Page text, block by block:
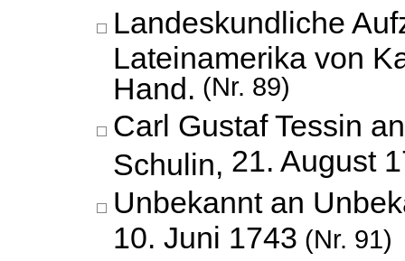
Landeskundliche
Lateinamerika von
Hand.
(Nr. 89)
Carl Gustaf Tessin
Schulin, 21. August
Unbekannt an
10. Juni 1743 (Nr. 91)